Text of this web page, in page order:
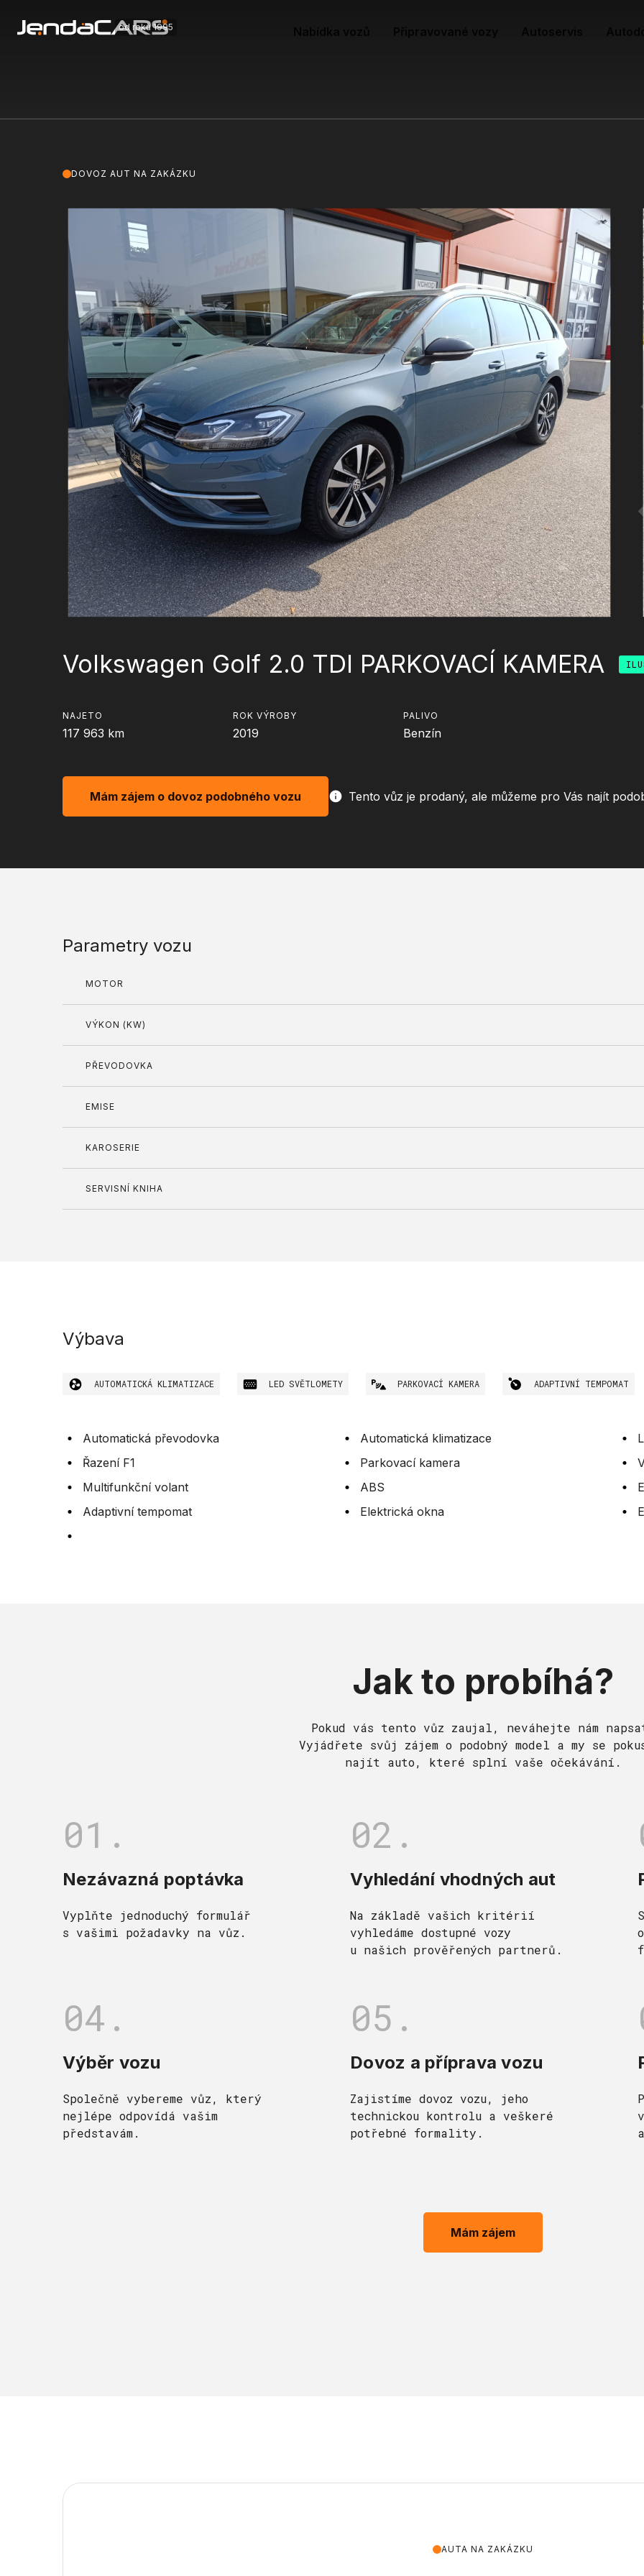
od roku 1995
Volkswagen Golf 2.0 TDI PARKOVACÍ KAMERA
NAJETO
117 963 km
ROK VÝROBY
2019
PALIVO
Benzín
Mám zájem o dovoz podobného vozu Tento vůz je prodaný, ale můžeme pro Vás najít
DOVOZ AUT NA ZAKÁZKU
Parametry vozu
MOTOR
VÝKON (KW)
PŘEVODOVKA
EMISE
KAROSERIE
SERVISNÍ KNIHA
Výbava
AUTOMATICKÁ KLIMATIZACE LED SVĚTLOMETY PARKOVACÍ KAMERA ADAPTIVNÍ TEMPOMAT
Automatická převodovka Automatická klimatizace
Řazení F1
Parkovací kamera
Multifunkční volant
ABS
Adaptivní tempomat
Elektrická okna
Jak to probíhá?
Pokud vás tento vůz zaujal, neváhejte nám
Vyjádřete svůj zájem o podobný model a my se
najít auto, které splní vaše očekávání.
01.
Nezávazná poptávka
Vyplňte jednoduchý formulář
s vašimi požadavky na vůz.
02.
Vyhledání vhodných aut
Na základě vašich kritérií
vyhledáme dostupné vozy
u našich prověřených partnerů.
04.
Výběr vozu
Společně vybereme vůz, který
nejlépe odpovídá vašim
představám.
05.
Dovoz a příprava vozu
Zajistíme dovoz vozu, jeho
technickou kontrolu a veškeré
potřebné formality.
Mám zájem
AUTA NA ZAKÁZKU